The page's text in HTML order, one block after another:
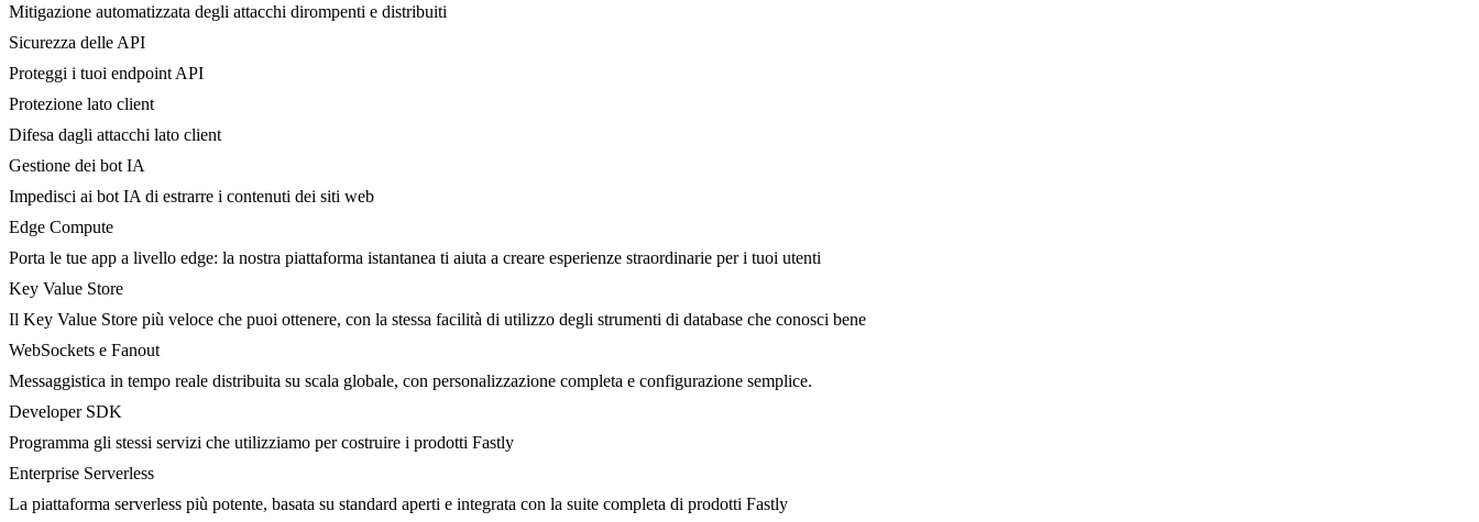
Mitigazione automatizzata degli attacchi dirompenti e distribuiti
Sicurezza delle API
Proteggi i tuoi endpoint API
Protezione lato client
Difesa dagli attacchi lato client
Gestione dei bot IA
Impedisci ai bot IA di estrarre i contenuti dei siti web
Edge Compute
Porta le tue app a livello edge: la nostra piattaforma istantanea ti aiuta a creare esperienze straordinarie per i tuoi utenti
Key Value Store
Il Key Value Store più veloce che puoi ottenere, con la stessa facilità di utilizzo degli strumenti di database che conosci bene
WebSockets e Fanout
Messaggistica in tempo reale distribuita su scala globale, con personalizzazione completa e configurazione semplice.
Developer SDK
Programma gli stessi servizi che utilizziamo per costruire i prodotti Fastly
Enterprise Serverless
La piattaforma serverless più potente, basata su standard aperti e integrata con la suite completa di prodotti Fastly